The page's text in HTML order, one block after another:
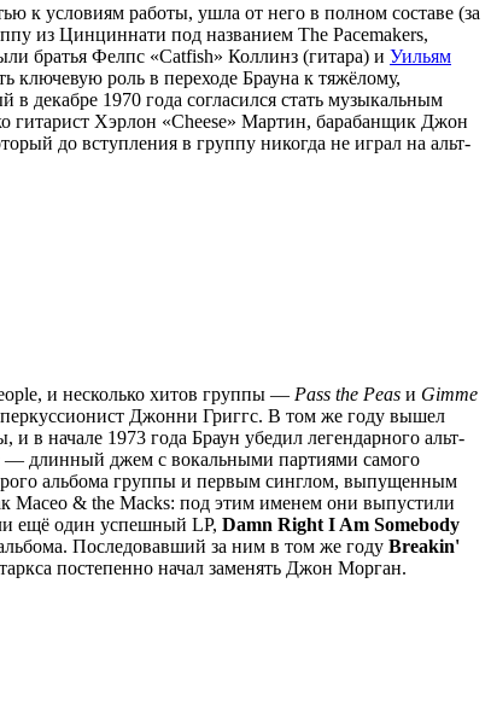
к условиям работы, ушла от него в полном составе (за
из Цинциннати под названием The Pacemakers,
братья Фелпс «Catfish» Коллинз (гитара) и Уильям
ключевую роль в переходе Брауна к тяжёлому,
в декабре 1970 года согласился стать музыкальным
гитарист Хэрлон «Cheese» Мартин, барабанщик Джон
до вступления в группу никогда не играл на альт-
и несколько хитов группы — Pass the Peas и Gimme
Джонни Григгс. В том же году вышел
в начале 1973 года Браун убедил легендарного альт-
— длинный джем с вокальными партиями самого
альбома группы и первым синглом, выпущенным
Maceo & the Macks: под этим именем они выпустили
ещё один успешный LP, Damn Right I Am Somebody
Последовавший за ним в том же году Breakin'
постепенно начал заменять Джон Морган.